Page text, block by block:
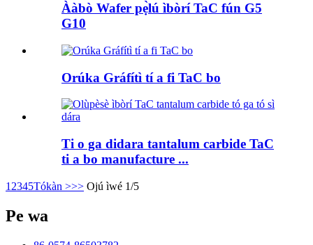
Ààbò Wafer pẹ̀lú ìbòrí TaC fún G5
G10
Orúka Gráfítì tí a fi TaC bo
Ti o ga didara tantalum carbide TaC
ti a bo manufacture ...
1 2345Tókàn >>> Ojú ìwé 1/5
Pe wa